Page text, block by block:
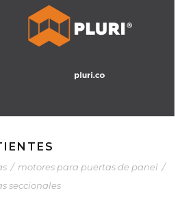
/ motores para puertas de panel /
seccionales